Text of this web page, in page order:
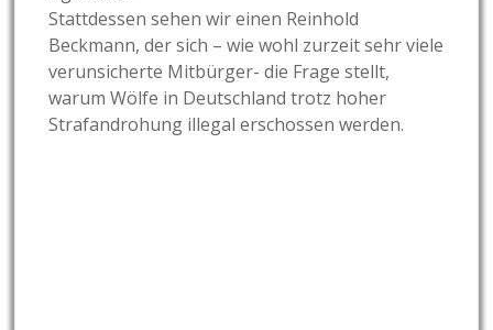
Stattdessen sehen wir einen Reinhold
Beckmann, der sich – wie wohl zurzeit sehr viele
verunsicherte Mitbürger- die Frage stellt,
warum Wölfe in Deutschland trotz hoher
Strafandrohung illegal erschossen werden.